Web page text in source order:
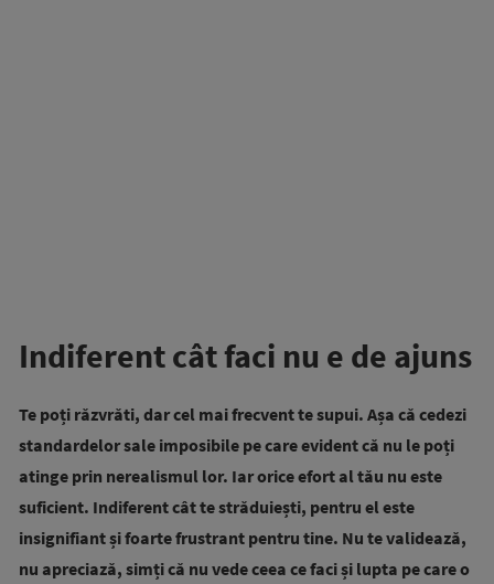
Indiferent cât faci nu e de ajuns
Te poți răzvrăti, dar cel mai frecvent te supui. Așa că cedezi
standardelor sale imposibile pe care evident că nu le poți
atinge prin nerealismul lor. Iar orice efort al tău nu este
suficient. Indiferent cât te străduiești, pentru el este
insignifiant și foarte frustrant pentru tine. Nu te validează,
nu apreciază, simți că nu vede ceea ce faci și lupta pe care o